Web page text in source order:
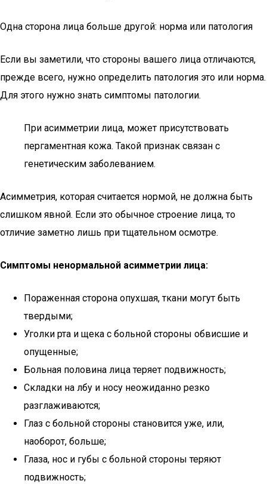
Одна сторона лица больше другой: норма или патология
Если вы заметили, что стороны вашего лица отличаются,
прежде всего, нужно определить патология это или норма.
Для этого нужно знать симптомы патологии.
При асимметрии лица, может присутствовать
пергаментная кожа. Такой признак связан с
генетическим заболеванием.
Асимметрия, которая считается нормой, не должна быть
слишком явной. Если это обычное строение лица, то
отличие заметно лишь при тщательном осмотре.
Симптомы ненормальной асимметрии лица:
Пораженная сторона опухшая, ткани могут быть
твердыми;
Уголки рта и щека с больной стороны обвисшие и
опущенные;
Больная половина лица теряет подвижность;
Складки на лбу и носу неожиданно резко
разглаживаются;
Глаз с больной стороны становится уже, или,
наоборот, больше;
Глаза, нос и губы с больной стороны теряют
подвижность;